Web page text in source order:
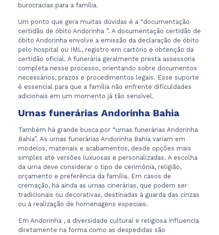
burocracias para a família.
Um ponto que gera muitas dúvidas é a “documentação
certidão de óbito Andorinha ”. A documentação certidão de
óbito Andorinha envolve a emissão da declaração de óbito
pelo hospital ou IML, registro em cartório e obtenção da
certidão oficial. A funerária geralmente presta assessoria
completa nesse processo, orientando sobre documentos
necessários, prazos e procedimentos legais. Esse suporte
é essencial para que a família não enfrente dificuldades
adicionais em um momento já tão sensível.
Urnas funerárias Andorinha Bahia
Também há grande busca por “urnas funerárias Andorinha
Bahia”. As urnas funerárias Andorinha Bahia variam em
modelos, materiais e acabamentos, desde opções mais
simples até versões luxuosas e personalizadas. A escolha
da urna deve considerar o tipo de cerimônia, religião,
orçamento e preferência da família. Em casos de
cremação, há ainda as urnas cinerárias, que podem ser
tradicionais ou decorativas, destinadas à guarda das cinzas
ou à realização de homenagens especiais.
Em Andorinha , a diversidade cultural e religiosa influencia
diretamente na forma como as despedidas são